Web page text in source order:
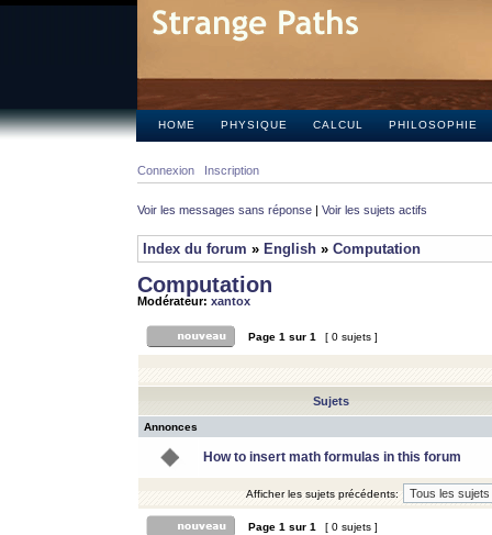
HOME PHYSIQUE CALCUL PHILOSOPHIE
Connexion Inscription
Voir les messages sans réponse | Voir les sujets actifs
Index du forum » English » Computation
Computation
Modérateur: xantox
Page 1 sur 1 [ 0 sujets ]
Sujets
Annonces
How to insert math formulas in this forum
Afficher les sujets précédents:
Page 1 sur 1 [ 0 sujets ]